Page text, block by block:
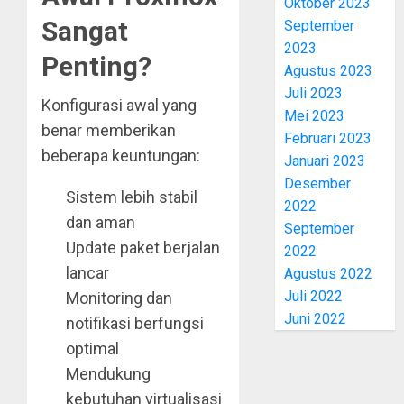
Sangat
Penting?
Konfigurasi awal yang
benar memberikan
beberapa keuntungan:
Sistem lebih stabil
dan aman
Update paket berjalan
lancar
Monitoring dan
notifikasi berfungsi
optimal
Mendukung
kebutuhan virtualisasi
September
2023
Agustus 2023
Juli 2023
Mei 2023
Februari 2023
Januari 2023
Desember
2022
September
2022
Agustus 2022
Juli 2022
Juni 2022